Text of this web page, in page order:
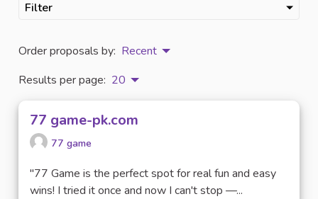
Filter
Order proposals by: Recent
Results per page: 20
77 game-pk.com
77 game
"77 Game is the perfect spot for real fun and easy
wins! I tried it once and now I can't stop —...